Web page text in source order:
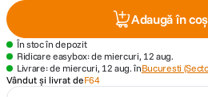
9. card memorie
Adaugă în coș
În stoc în depozit
Ridicare easybox: de miercuri, 12 aug.
Livrare: de miercuri, 12 aug. înBucuresti
Vândut și livrat deF64